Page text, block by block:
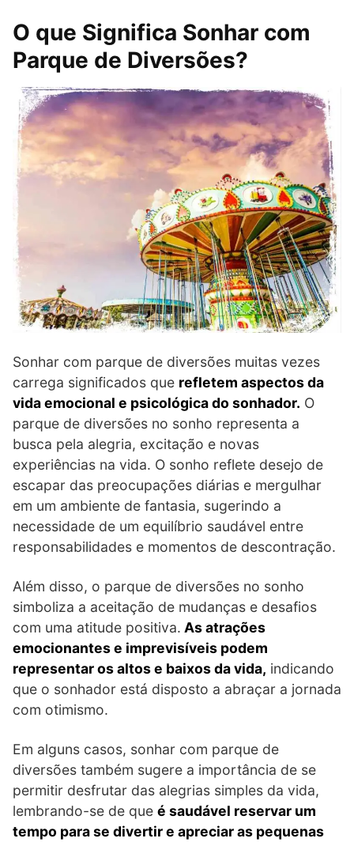
O que Significa Sonhar com
Parque de Diversões?
Sonhar com parque de diversões muitas vezes
carrega significados que refletem aspectos da
vida emocional e psicológica do sonhador. O
parque de diversões no sonho representa a
busca pela alegria, excitação e novas
experiências na vida. O sonho reflete desejo de
escapar das preocupações diárias e mergulhar
em um ambiente de fantasia, sugerindo a
necessidade de um equilíbrio saudável entre
responsabilidades e momentos de descontração.
Além disso, o parque de diversões no sonho
simboliza a aceitação de mudanças e desafios
com uma atitude positiva. As atrações
emocionantes e imprevisíveis podem
representar os altos e baixos da vida, indicando
que o sonhador está disposto a abraçar a jornada
com otimismo.
Em alguns casos, sonhar com parque de
diversões também sugere a importância de se
permitir desfrutar das alegrias simples da vida,
lembrando-se de que é saudável reservar um
tempo para se divertir e apreciar as pequenas